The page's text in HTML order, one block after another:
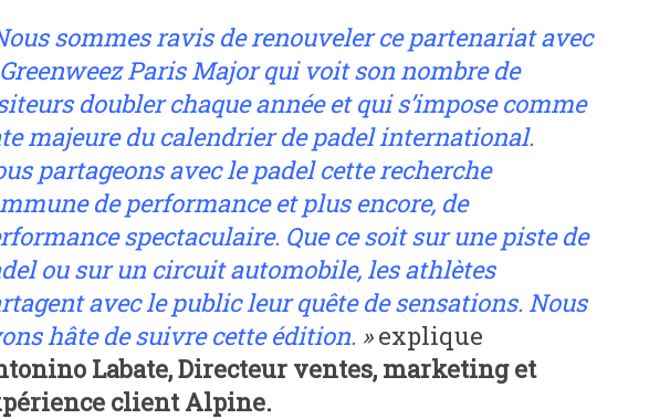
sommes ravis de renouveler ce partenariat avec
Paris Major qui voit son nombre de
doubler chaque année et qui s’impose comme
majeure du calendrier de padel international.
partageons avec le padel cette recherche
de performance et plus encore, de
spectaculaire. Que ce soit sur une piste de
ou sur un circuit automobile, les athlètes
avec le public leur quête de sensations. Nous
hâte de suivre cette édition. »explique
Labate, Directeur ventes, marketing et
client Alpine.